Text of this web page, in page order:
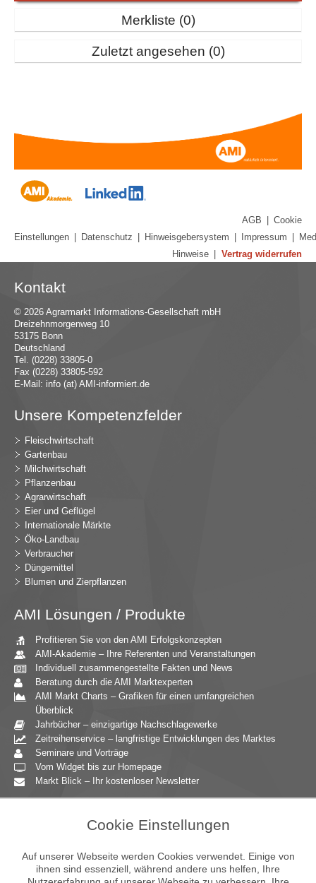
Merkliste 0
Zuletzt angesehen 0
AGB
Cookie
Einstellungen
Datenschutz Hinweisgebersystem Impressum
Hinweise
Vertrag widerrufen
Kontakt
© 2026 Agrarmarkt Informations-Gesellschaft mbH
Dreizehnmorgenweg 10
53175 Bonn
Deutschland
Tel. (0228) 33805-0
Fax (0228) 33805-592
E-Mail: info (at) AMI-informiert.de
Unsere Kompetenzfelder
Fleischwirtschaft
Gartenbau
Milchwirtschaft
Pflanzenbau
Agrarwirtschaft
Eier und Geflügel
Internationale Märkte
Öko-Landbau
Verbraucher
Düngemittel
Blumen und Zierpflanzen
AMI Lösungen / Produkte
Profitieren Sie von den AMI Erfolgskonzepten
AMI-Akademie – Ihre Referenten und Veranstaltungen
Individuell zusammengestellte Fakten und News
Beratung durch die AMI Marktexperten
AMI Markt Charts – Grafiken für einen umfangreichen
Überblick
Jahrbücher – einzigartige Nachschlagewerke
Zeitreihenservice – langfristige Entwicklungen des Marktes
Seminare und Vorträge
Vom Widget bis zur Homepage
Markt Blick – Ihr kostenloser Newsletter
Unternehmensberatung
Ernährungsgewerbe
Cookie Einstellungen
Auf unserer Webseite werden Cookies verwendet. Einige von
ihnen sind essenziell, während andere uns helfen, Ihre